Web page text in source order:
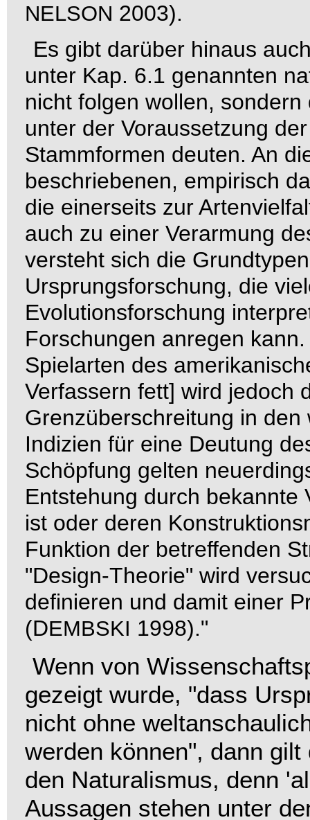
NELSON 2003).
Es gibt darüber hinaus
unter Kap. 6.1 genannten
nicht folgen wollen,
unter der Voraussetzung
Stammformen deuten. An
beschriebenen, empirisch
die einerseits zur
auch zu einer Verarmung
versteht sich die
Ursprungsforschung, die
Evolutionsforschung
Forschungen anregen
Spielarten des
Verfassern fett] wird jedoch
Grenzüberschreitung in
Indizien für eine Deutung
Schöpfung gelten
Entstehung durch bekannte
ist oder deren
Funktion der betreffenden
"Design-Theorie" wird
definieren und damit einer
(DEMBSKI 1998)."
Wenn von
gezeigt wurde, "dass
nicht ohne
werden können", dann
den Naturalismus, denn
Aussagen stehen unter